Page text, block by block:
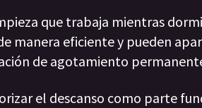
que trabaja mientras
manera eficiente y pueden
de agotamiento
el descanso como parte